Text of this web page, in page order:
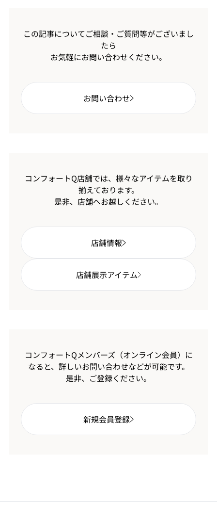
この記事についてご相談・ご質問等がございまし
たら
お気軽にお問い合わせください。
お問い合わせ
コンフォートQ店舗では、様々なアイテムを取り
揃えております。
是非、店舗へお越しください。
店舗情報
店舗展示アイテム
コンフォートQメンバーズ（オンライン会員）に
なると、 詳しいお問い合わせなどが可能です。
是非、ご登録ください。
新規会員登録